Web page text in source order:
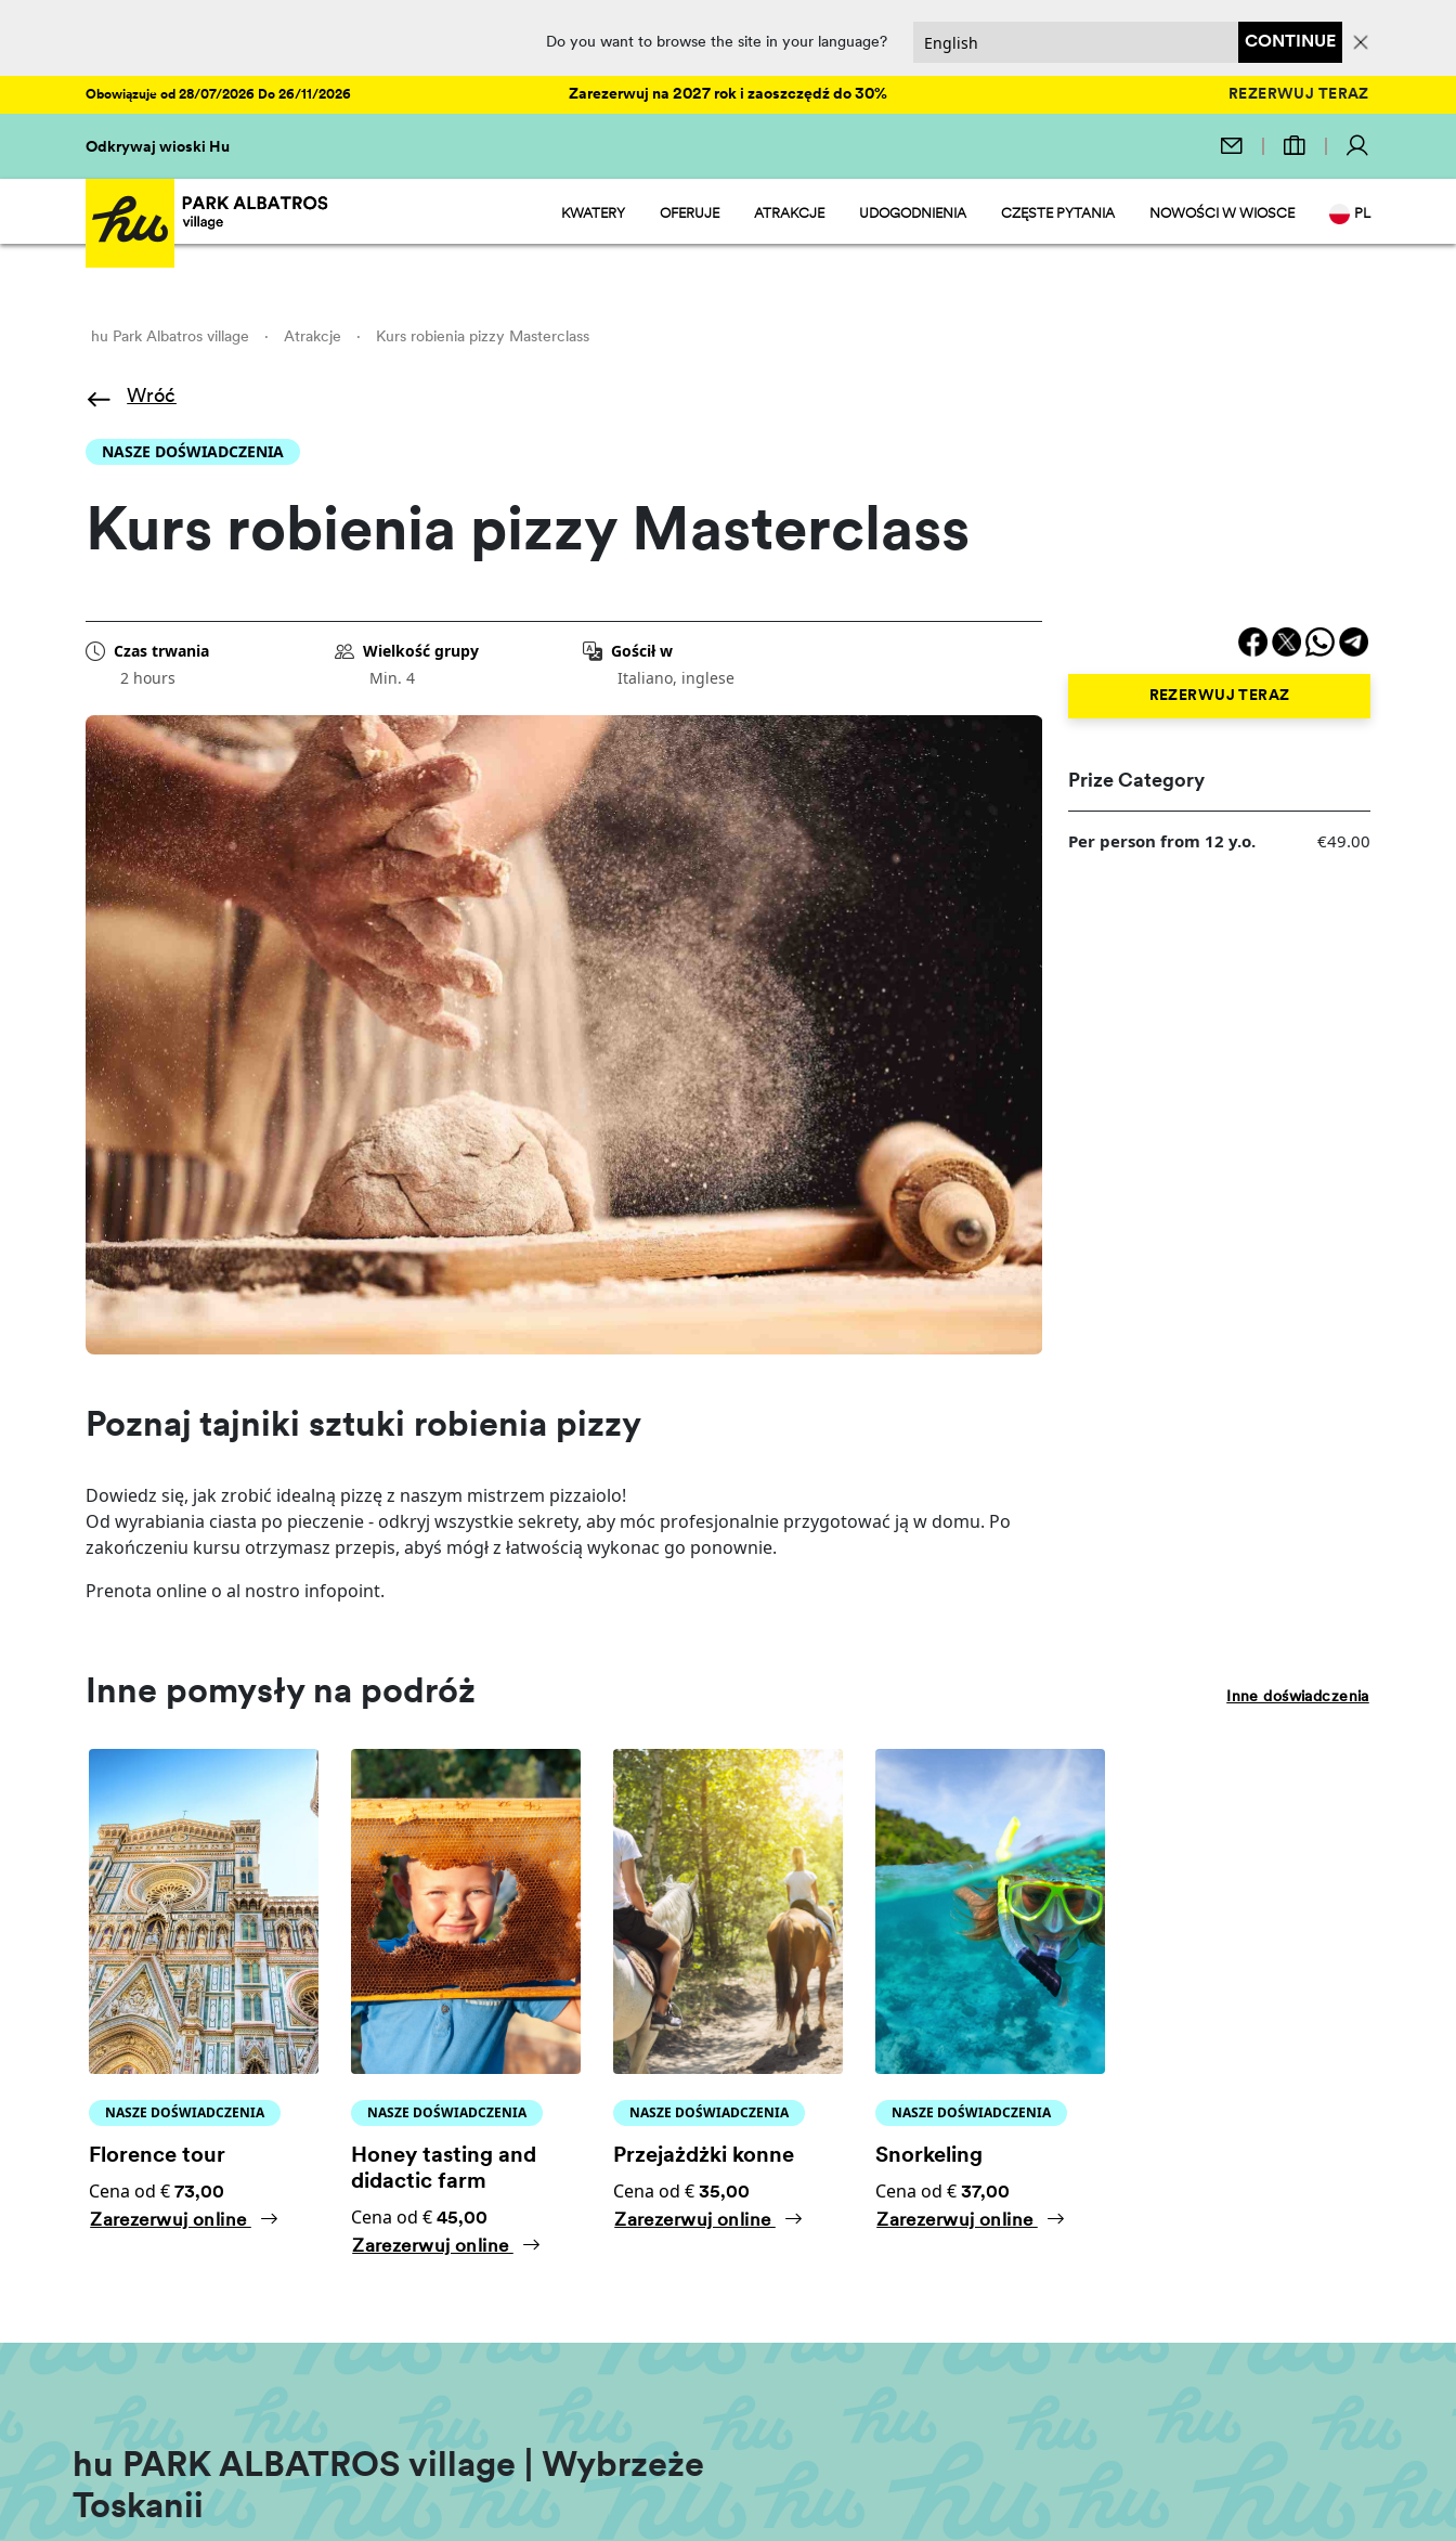
Do you want to browse the site in your language? CONTINUE
Obowiązuje od 28/07/2026 Do 26/11/2026 Zarezerwuj na 2027 rok i zaoszczędź do 30% REZERWUJ TERAZ
Odkrywaj wioski Hu
KWATERY
HU CAMP - BOISKA
OFERUJE ATRAKCJE UDOGODNIENIA
PARK WODNY
CZĘSTE PYTANIA NOWOŚCI W WIOSCE PL
IT
hu Park Albatros village · Atrakcje · Kurs robienia pizzy Masterclass
Wróć
NASZE DOŚWIADCZENIA
Kurs robienia pizzy Masterclass
Czas trwania
2 hours
Wielkość grupy
Min. 4
Gościł w
Italiano, inglese
Poznaj tajniki sztuki robienia pizzy
Dowiedz się, jak zrobić idealną pizzę z naszym mistrzem pizzaiolo!
Od wyrabiania ciasta po pieczenie - odkryj wszystkie sekrety, aby móc profesjonalnie przygotować ją w domu. Po
zakończeniu kursu otrzymasz przepis, abyś mógł z łatwością wykonac go ponownie.
Prenota online o al nostro infopoint.
REZERWUJ TERAZ
Prize Category
Per person from 12 y.o. €49.00
Inne pomysły na podróż Inne doświadczenia
NASZE DOŚWIADCZENIA
Florence tour
Cena od €73,00
Zarezerwuj online
NASZE DOŚWIADCZENIA
Honey tasting and
didactic farm
Cena od €45,00
Zarezerwuj online
NASZE DOŚWIADCZENIA
Przejażdżki konne
Cena od €35,00
Zarezerwuj online
NASZE DOŚWIADCZENIA
Snorkeling
Cena od €37,00
Zarezerwuj online
hu PARK ALBATROS village | Wybrzeże
Toskanii